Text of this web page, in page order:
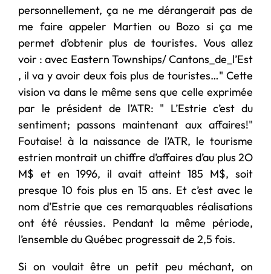
personnellement, ça ne me dérangerait pas de
me faire appeler Martien ou Bozo si ça me
permet d’obtenir plus de touristes. Vous allez
voir : avec Eastern Townships/ Cantons_de_l’Est
, il va y avoir deux fois plus de touristes…" Cette
vision va dans le même sens que celle exprimée
par le président de l’ATR: " L’Estrie c’est du
sentiment; passons maintenant aux affaires!"
Foutaise! à la naissance de l’ATR, le tourisme
estrien montrait un chiffre d’affaires d’au plus 2O
M$ et en 1996, il avait atteint 185 M$, soit
presque 10 fois plus en 15 ans. Et c’est avec le
nom d’Estrie que ces remarquables réalisations
ont été réussies. Pendant la même période,
l’ensemble du Québec progressait de 2,5 fois.
Si on voulait être un petit peu méchant, on